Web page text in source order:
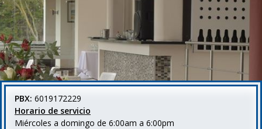
PBX: 6019172229
Horario de servicio
Miércoles a domingo de 6:00am a 6:00pm